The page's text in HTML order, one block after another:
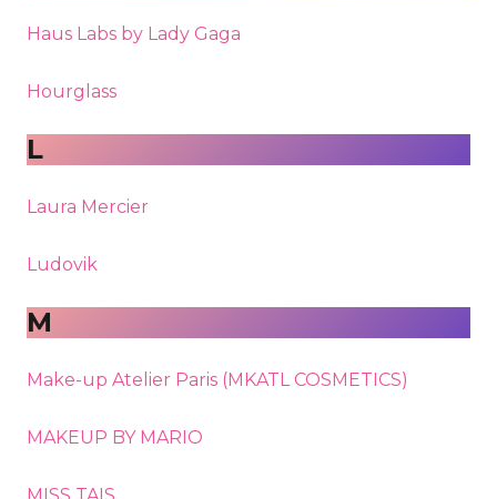
Haus Labs by Lady Gaga
Hourglass
L
Laura Mercier
Ludovik
M
Make-up Atelier Paris (MKATL COSMETICS)
MAKEUP BY MARIO